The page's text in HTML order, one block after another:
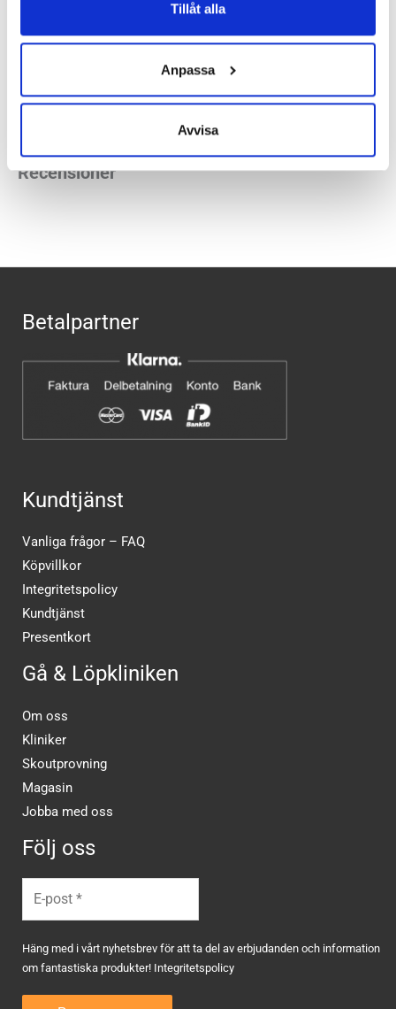
Tillåt alla
Anpassa
Avvisa
Material:Läder
Stockholm Sickla,Stockholm Storgatan,Umeå,Uppsala
Recensioner
Betalpartner
Kundtjänst
Vanliga frågor – FAQ
Köpvillkor
Integritetspolicy
Kundtjänst
Presentkort
Gå & Löpkliniken
Om oss
Kliniker
Skoutprovning
Magasin
Jobba med oss
Följ oss
Häng med i vårt nyhetsbrev för att ta del av erbjudanden och information
om fantastiska produkter! Integritetspolicy